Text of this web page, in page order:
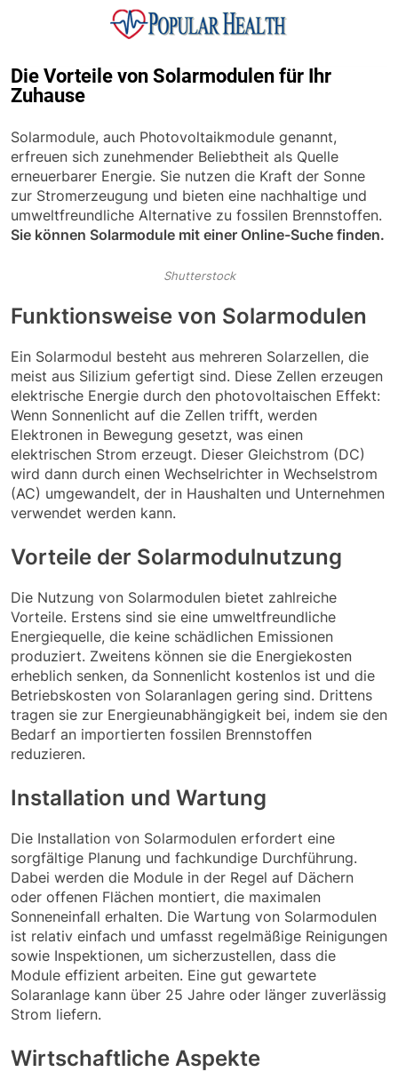
Popular Health
Die Vorteile von Solarmodulen für Ihr
Zuhause
Solarmodule, auch Photovoltaikmodule genannt,
erfreuen sich zunehmender Beliebtheit als Quelle
erneuerbarer Energie. Sie nutzen die Kraft der Sonne
zur Stromerzeugung und bieten eine nachhaltige und
umweltfreundliche Alternative zu fossilen Brennstoffen.
Sie können Solarmodule mit einer Online-Suche finden.
Shutterstock
Funktionsweise von Solarmodulen
Ein Solarmodul besteht aus mehreren Solarzellen, die
meist aus Silizium gefertigt sind. Diese Zellen erzeugen
elektrische Energie durch den photovoltaischen Effekt:
Wenn Sonnenlicht auf die Zellen trifft, werden
Elektronen in Bewegung gesetzt, was einen
elektrischen Strom erzeugt. Dieser Gleichstrom (DC)
wird dann durch einen Wechselrichter in Wechselstrom
(AC) umgewandelt, der in Haushalten und Unternehmen
verwendet werden kann.
Vorteile der Solarmodulnutzung
Die Nutzung von Solarmodulen bietet zahlreiche
Vorteile. Erstens sind sie eine umweltfreundliche
Energiequelle, die keine schädlichen Emissionen
produziert. Zweitens können sie die Energiekosten
erheblich senken, da Sonnenlicht kostenlos ist und die
Betriebskosten von Solaranlagen gering sind. Drittens
tragen sie zur Energieunabhängigkeit bei, indem sie den
Bedarf an importierten fossilen Brennstoffen
reduzieren.
Installation und Wartung
Die Installation von Solarmodulen erfordert eine
sorgfältige Planung und fachkundige Durchführung.
Dabei werden die Module in der Regel auf Dächern
oder offenen Flächen montiert, die maximalen
Sonneneinfall erhalten. Die Wartung von Solarmodulen
ist relativ einfach und umfasst regelmäßige Reinigungen
sowie Inspektionen, um sicherzustellen, dass die
Module effizient arbeiten. Eine gut gewartete
Solaranlage kann über 25 Jahre oder länger zuverlässig
Strom liefern.
Wirtschaftliche Aspekte